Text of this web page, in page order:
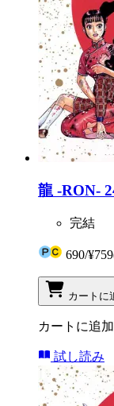
龍 -RON-
完結
690/¥759
カートに
カートに追
試し読み